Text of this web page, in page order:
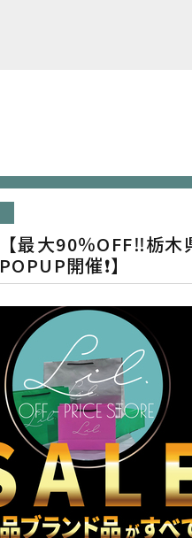
【最大90％OFF‼️栃
POPUP開催❗️】